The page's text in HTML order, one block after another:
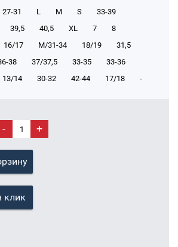
27-31 L M S
33-39
39,5 40,5 XL 7
8
16/17 М/31-34 18/19
31,5
38 37/37,5 33-35
33-36
13/14 30-32 42-44 17/18 -
- +
клик